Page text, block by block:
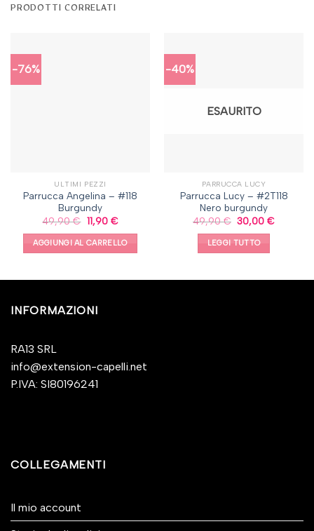
PRODOTTI CORRELATI
-76%
ULTIMI PEZZI
Parrucca Angelina – #118
Burgundy
49,90€ 11,90 €
AGGIUNGI AL CARRELLO
-40%
ESAURITO
PARRUCCA LUCY
Parrucca Lucy – #2T118
Nero burgundy
49,90€ 30,00€
LEGGI TUTTO
INFORMAZIONI
RA13 SRL
info@extension-capelli.net
P.IVA: SI80196241
COLLEGAMENTI
Il mio account